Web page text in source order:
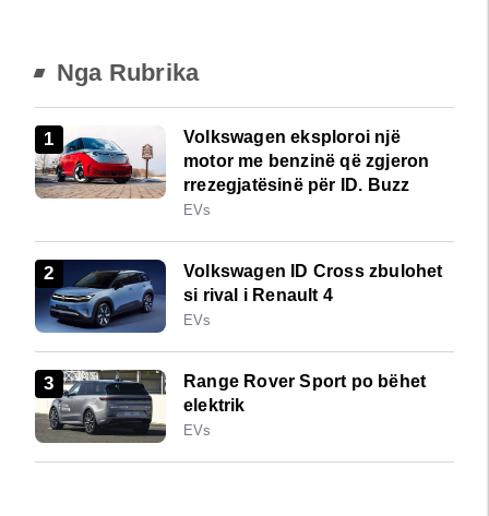
Nga Rubrika
Volkswagen eksploroi një
motor me benzinë që zgjeron
rrezegjatësinë për ID. Buzz
EVs
Volkswagen ID Cross zbulohet
si rival i Renault 4
EVs
Range Rover Sport po bëhet
elektrik
EVs